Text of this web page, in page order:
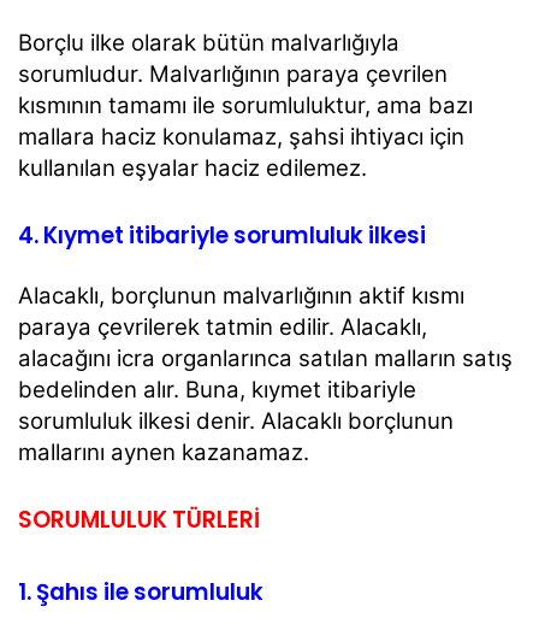
Borçlu ilke olarak bütün malvarlığıyla
sorumludur. Malvarlığının paraya çevrilen
kısmının tamamı ile sorumluluktur, ama bazı
mallara haciz konulamaz, şahsi ihtiyacı için
kullanılan eşyalar haciz edilemez.
4. Kıymet itibariyle sorumluluk ilkesi
Alacaklı, borçlunun malvarlığının aktif kısmı
paraya çevrilerek tatmin edilir. Alacaklı,
alacağını icra organlarınca satılan malların satış
bedelinden alır. Buna, kıymet itibariyle
sorumluluk ilkesi denir. Alacaklı borçlunun
mallarını aynen kazanamaz.
SORUMLULUK TÜRLERİ
1. Şahıs ile sorumluluk